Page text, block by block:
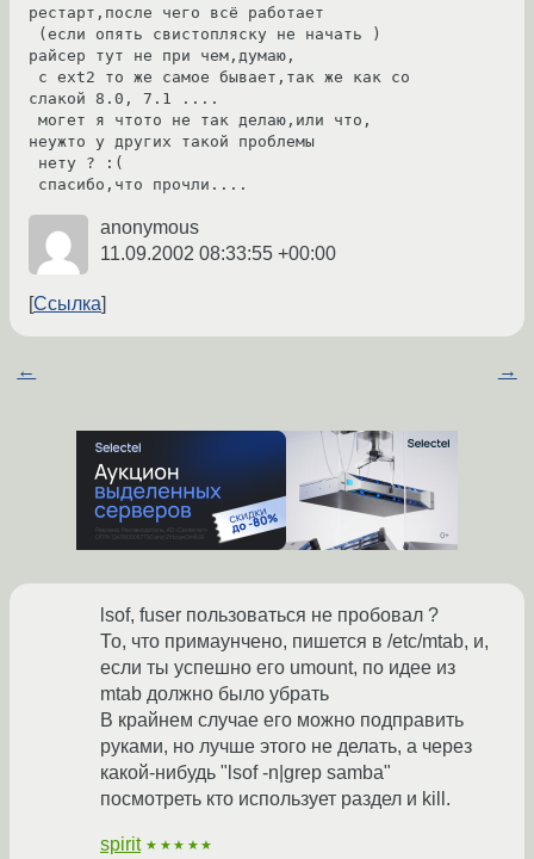
рестарт,после чего всё работает
райсер тут не при чем,думаю,
слакой 8.0, 7.1 ....
неужто у других такой проблемы
спасибо,что прочли....
anonymous
11.09.2002 08:33:55 +00:00
Ссылка
← →
lsof, fuser пользоваться не пробовал ?
То, что примаунчено, пишется в /etc/mtab, и,
если ты успешно его umount, по идее из
mtab должно было убрать
В крайнем случае его можно подправить
руками, но лучше этого не делать, а через
какой-нибудь "lsof -n|grep samba"
посмотреть кто использует раздел и kill.
spirit ★★★★★